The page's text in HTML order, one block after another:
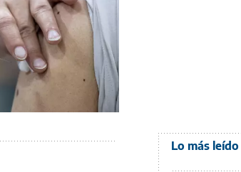
Lo más leído